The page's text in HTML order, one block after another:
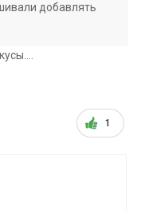
добавлять
1